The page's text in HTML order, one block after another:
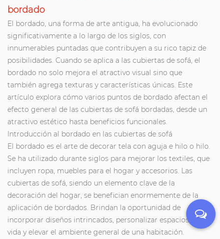
bordado
El bordado, una forma de arte antigua, ha evolucionado
significativamente a lo largo de los siglos, con
innumerables puntadas que contribuyen a su rico tapiz de
posibilidades. Cuando se aplica a las cubiertas de sofá, el
bordado no solo mejora el atractivo visual sino que
también agrega texturas y características únicas. Este
artículo explora cómo varios puntos de bordado afectan el
efecto general de las cubiertas de sofá bordadas, desde un
atractivo estético hasta beneficios funcionales.
Introducción al bordado en las cubiertas de sofá
El bordado es el arte de decorar tela con aguja e hilo o hilo.
Se ha utilizado durante siglos para mejorar los textiles, que
incluyen ropa, muebles para el hogar y accesorios. Las
cubiertas de sofá, siendo un elemento clave de la
decoración del hogar, se benefician enormemente de la
aplicación de bordados. Brindan la oportunidad de
incorporar diseños intrincados, personalizar espacios de
vida y elevar el ambiente general de una habitación.